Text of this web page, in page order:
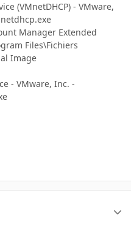
(VMnetDHCP) - VMware,
Manager Extended
Files\Fichiers
Image
- VMware, Inc. -